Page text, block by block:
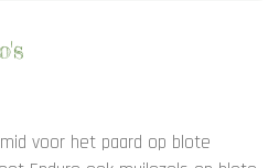
voor het paard op blote